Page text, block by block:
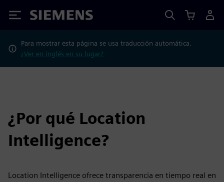
Siemens
Para mostrar esta página se usa traducción automática.
¿Ver en inglés en su lugar?
¿Por qué Location
Intelligence?
Location Intelligence ofrece transparencia en tiempo real en